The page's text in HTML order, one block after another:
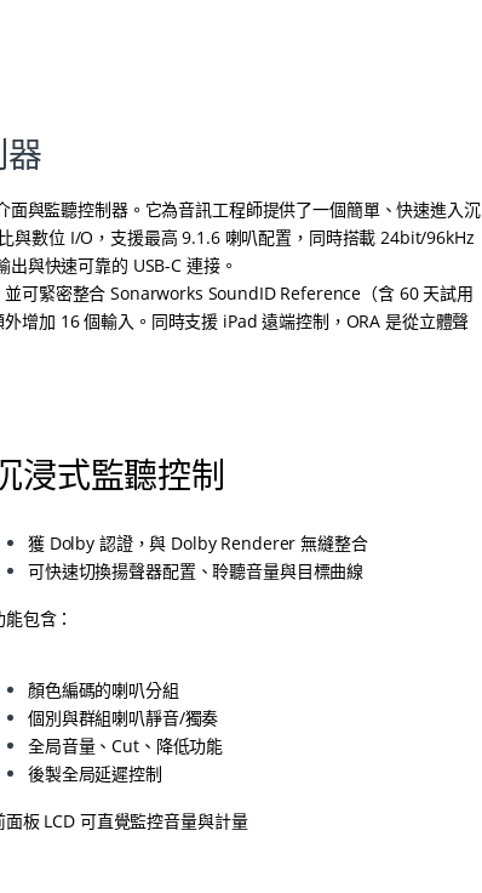
與監聽控制器。它為音訊工程師提供了一個簡單、快速進入沉
與數位 I/O，支援最高 9.1.6 喇叭配置，同時搭載 24bit/96kHz
與快速可靠的 USB-C 連接。
可緊密整合 Sonarworks SoundID Reference（含 60 天試用
增加 16 個輸入。同時支援 iPad 遠端控制，ORA 是從立體聲
浸式監聽控制
獲 Dolby 認證，與 Dolby Renderer 無縫整合
可快速切換揚聲器配置、聆聽音量與目標曲線
能包含：
顏色編碼的喇叭分組
個別與群組喇叭靜音/獨奏
全局音量、Cut、降低功能
後製全局延遲控制
面板 LCD 可直覺監控音量與計量